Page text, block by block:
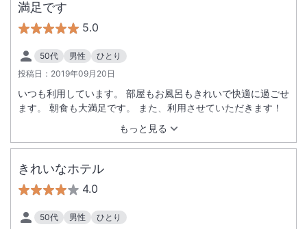
満足です
5.0
50代 男性
ひとり
投稿日： 2019年09月20日
もっと見る
いつも利用しています。 部屋もお風呂もきれいで快適に過ごせ
ます。 朝食も大満足です。 また、利用させていただきます！
きれいなホテル
4.0
50代 男性
ひとり